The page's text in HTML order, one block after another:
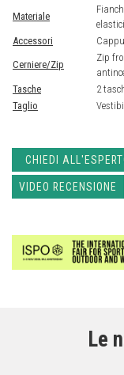
Materiale
Accessori
Cerniere/Zip
Zip
Tasche
2
Taglio
CHIEDI
VIDEO RECENSIONE
Le